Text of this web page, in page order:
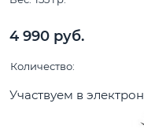
4 990 руб.
Количество:
Участвуем в